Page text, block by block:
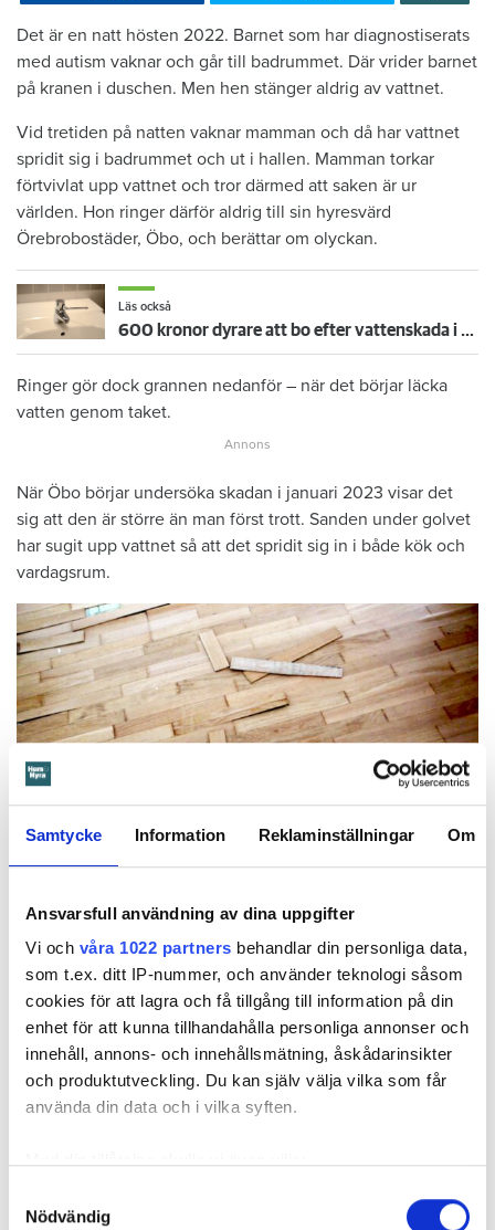
Samtycke Information Reklaminställningar Om
Ansvarsfull användning av dina uppgifter
Vi och våra 1022 partners behandlar din personliga data,
som t.ex. ditt IP-nummer, och använder teknologi såsom
cookies för att lagra och få tillgång till information på din
enhet för att kunna tillhandahålla personliga annonser och
innehåll, annons- och innehållsmätning, åskådarinsikter
och produktutveckling. Du kan själv välja vilka som får
använda din data och i vilka syften.
som kan ha en noggrannhet på upp till flera meter
Nödvändig
Det är en natt hösten 2022. Barnet som har diagnostiserats
med autism vaknar och går till badrummet. Där vrider barnet
på kranen i duschen. Men hen stänger aldrig av vattnet.
Vid tretiden på natten vaknar mamman och då har vattnet
spridit sig i badrummet och ut i hallen. Mamman torkar
förtvivlat upp vattnet och tror därmed att saken är ur
världen. Hon ringer därför aldrig till sin hyresvärd
Örebrobostäder, Öbo, och berättar om olyckan.
Läs också
600 kronor dyrare att bo efter vattenskada i Varberg
Ringer gör dock grannen nedanför – när det börjar läcka
vatten genom taket.
När Öbo börjar undersöka skadan i januari 2023 visar det
sig att den är större än man först trott. Sanden under golvet
har sugit upp vattnet så att det spridit sig in i både kök och
vardagsrum.
Vattnet spred sig genom sanden under golvet in till vardagsrum och kök.
Hemförsäkring eller inte – det är frågan
I anteckningarna framgår att Örebrobostäder gång på gång
försöker få klarhet i om hyresgästen har hemförsäkring. Allt
hyresgästen kan visa är en påminnelse om en obetald
olycksfallsförsäkring.
”Torrt!” med utropstecken i arbetsloggen. Därmed påbörjar
de stöter på problem.